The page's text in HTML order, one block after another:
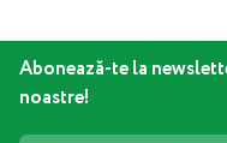
Abonează-te la
noastre!